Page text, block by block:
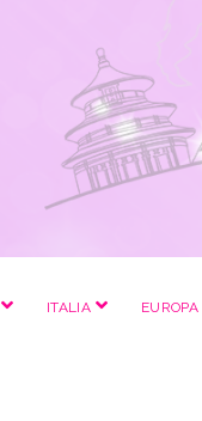
apri
ITALIA apri
EUROPA